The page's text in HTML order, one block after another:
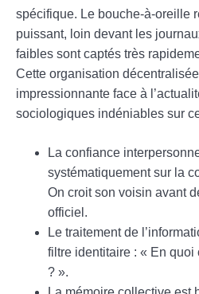
spécifique. Le bouche-à-oreille
puissant, loin devant les
faibles sont captés très
Cette organisation
impressionnante face à
sociologiques indéniables sur
La confiance
systématiquement sur la
On croit son voisin avant
officiel.
Le traitement de
filtre identitaire : « En quoi
? ».